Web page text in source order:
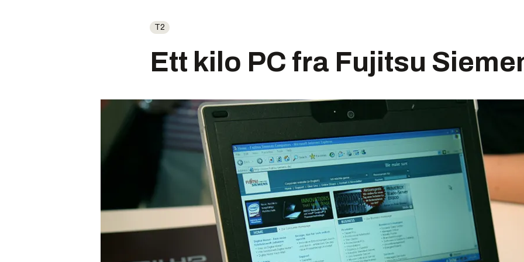
T2
Ett kilo PC fra Fujitsu